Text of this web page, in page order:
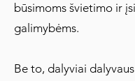
būsimoms švietimo ir
galimybėms.
Be to, dalyviai